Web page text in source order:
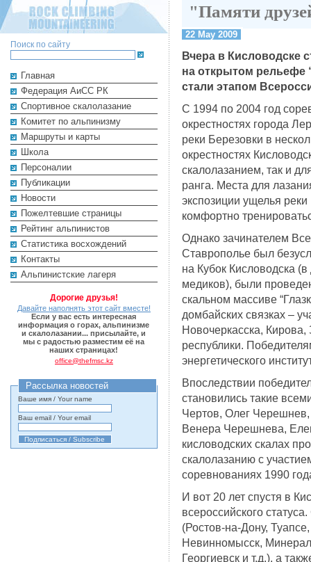
Поиск по сайту
Главная
Федерация АиСС РК
Cпортивное скалолазание
Комитет по альпинизму
Маршруты и карты
Школа
Персоналии
Публикации
Новости
Пожелтевшие страницы
Рейтинг альпинистов
Cтатистика восхождений
Контакты
Альпинистские лагеря
Дорогие друзья!
Давайте наполнять этот сайт вместе!
Если у вас есть интересная
информация о горах, альпинизме
и скалолазании... присылайте, и
мы с радостью разместим её на
наших страницах!
office@thefmsc.kz
Рассылка новостей
Ваше имя / Your name
Ваш email / Your email
"Памяти
22 May 2009
Вчера в Кисловодске
на открытом рельефе
стали этапом
С 1994 по 2004 год
окрестностях города
реки Березовки в
окрестностях
скалолазанием, так и
ранга. Места для
экспозиции ущелья
комфортно
Однако зачинателем
Ставрополье был
на Кубок Кисловодска
медиков), были
скальном массиве
домбайских связках –
Новочеркасска,
республики.
энергетического
Впоследствии
становились такие
Чертов, Олег
Венера Черешнева,
кисловодских скалах
скалолазанию с
соревнованиях 1990
И вот 20 лет спустя в
всероссийского
(Ростов-на-Дону,
Невинномысск,
Георгиевск и т.д.), а